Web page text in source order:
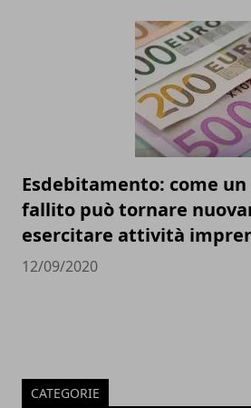
Esdebitamento: come
fallito può tornare
esercitare attività
12/09/2020
CATEGORIE